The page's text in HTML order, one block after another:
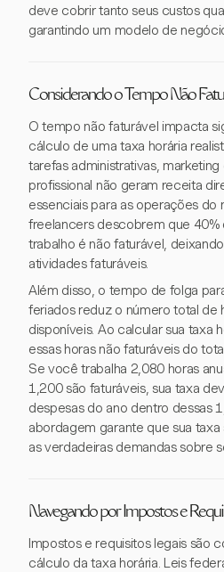
deve cobrir tanto seus custos
garantindo um modelo de
Considerando o Tempo Não
O tempo não faturável impacta
cálculo de uma taxa horária
tarefas administrativas,
profissional não geram receita
essenciais para as operações do
freelancers descobrem que
trabalho é não faturável,
atividades faturáveis.
Além disso, o tempo de folga
feriados reduz o número total de
disponíveis. Ao calcular sua taxa
essas horas não faturáveis do
Se você trabalha 2,080 horas
1,200 são faturáveis, sua taxa
despesas do ano dentro dessas
abordagem garante que sua
as verdadeiras demandas sobre
Navegando por Impostos e
Impostos e requisitos legais são
cálculo da taxa horária. Leis